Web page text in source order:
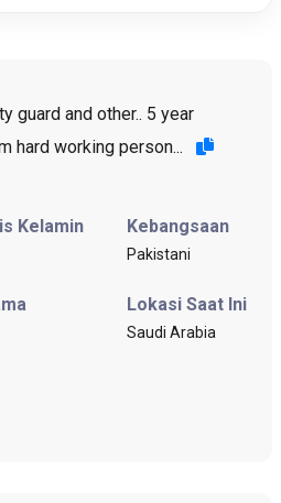
guard and other.. 5 year
hard working person...
Kelamin Kebangsaan
Pakistani
Lokasi Saat Ini
Saudi Arabia